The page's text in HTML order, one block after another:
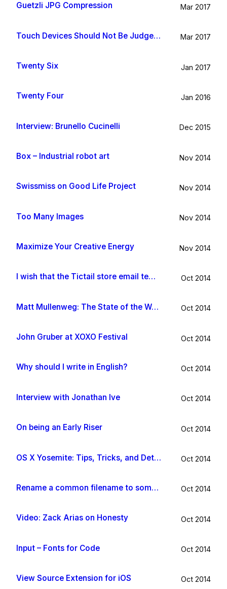
Guetzli JPG Compression Mar 2017
Touch Devices Should Not Be Judged By Their Size Mar 2017
Twenty Six Jan 2017
Twenty Four Jan 2016
Interview: Brunello Cucinelli Dec 2015
Box – Industrial robot art Nov 2014
Swissmiss on Good Life Project Nov 2014
Too Many Images Nov 2014
Maximize Your Creative Energy Nov 2014
I wish that the Tictail store email template would be improved Oct 2014
Matt Mullenweg: The State of the Word 2014 Oct 2014
John Gruber at XOXO Festival Oct 2014
Why should I write in English? Oct 2014
Interview with Jonathan Ive Oct 2014
On being an Early Riser Oct 2014
OS X Yosemite: Tips, Tricks, and Details Oct 2014
Rename a common filename to something useful with Hazel app Oct 2014
Video: Zack Arias on Honesty Oct 2014
Input – Fonts for Code Oct 2014
View Source Extension for iOS Oct 2014